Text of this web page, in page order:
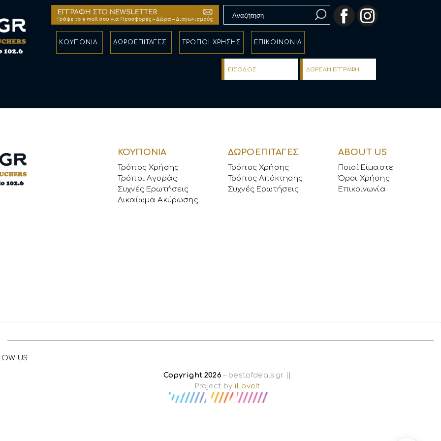
ΚΟΥΠΟΝΙΑ ΔΩΡΟΕΠΙΤΑΓΕΣ ΤΡΟΠΟΙ ΧΡΗΣΗΣ ΕΠΙΚΟΙΝΩΝΙΑ
Search
for:
ΕΙΣOΔΟΣ ΔΩΡΕΑΝ ΕΓΓΡΑΦΗ
ΚΟΥΠΟΝΙΑ
Τρόπος Χρήσης
Τρόποι Αγοράς
Συχνές Ερωτήσεις
Δικαίωμα Ακύρωσης
ΔΩΡΟΕΠΙΤΑΓΕΣ
Τρόπος Χρήσης
Τρόπος Απόκτησης
Συχνές Ερωτήσεις
ABOUT US
Ποιοί Είμαστε
Όροι Χρήσης
Επικοινωνία
US
Copyright 2026– bestofdeals.gr ||
Project by iLoveIt